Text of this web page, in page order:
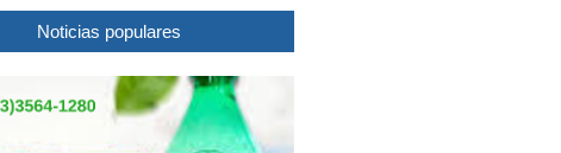
Noticias populares